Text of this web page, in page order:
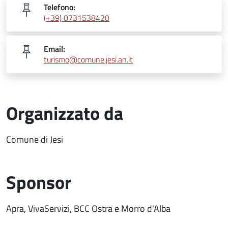
Telefono:
(+39) 0731538420
Email:
turismo@comune.jesi.an.it
Organizzato da
Comune di Jesi
Sponsor
Apra, VivaServizi, BCC Ostra e Morro d'Alba